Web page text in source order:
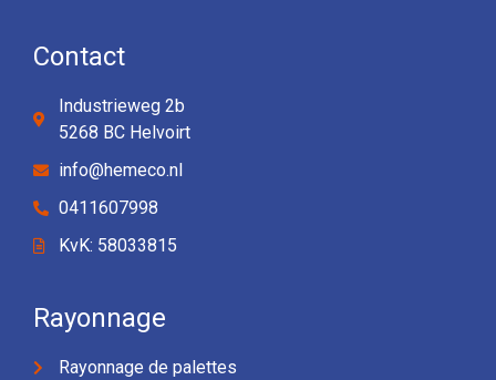
Contact
Industrieweg 2b
5268 BC Helvoirt
info@hemeco.nl
0411607998
KvK: 58033815
Rayonnage
Rayonnage de palettes